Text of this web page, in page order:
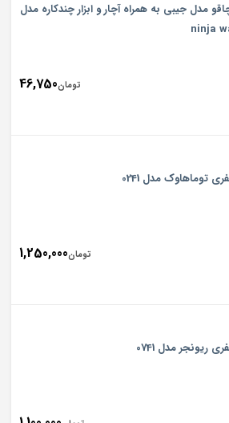
مدل جیبی به همراه آچار و ابزار چندکاره مدل
ninja
تومان46,750
توماهاوک مدل 0241
تومان1,250,000
ریونجر مدل 0741